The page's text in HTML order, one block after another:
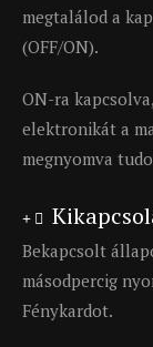
megtalálod a
(OFF/ON).
ON-ra
elektronikát a
megnyomva
Bekapcsolt
másodpercig
Fénykardot.